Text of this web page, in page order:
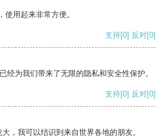
用起来非常方便。
支持[0] 反对[0]
经为我们带来了无限的隐私和安全性保护。
支持[0] 反对[0]
，我可以结识到来自世界各地的朋友。